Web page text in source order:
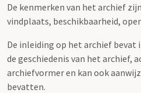
De kenmerken van het archief
vindplaats, beschikbaarheid,
De inleiding op het archief
de geschiedenis van het archief,
archiefvormer en kan ook
bevatten.